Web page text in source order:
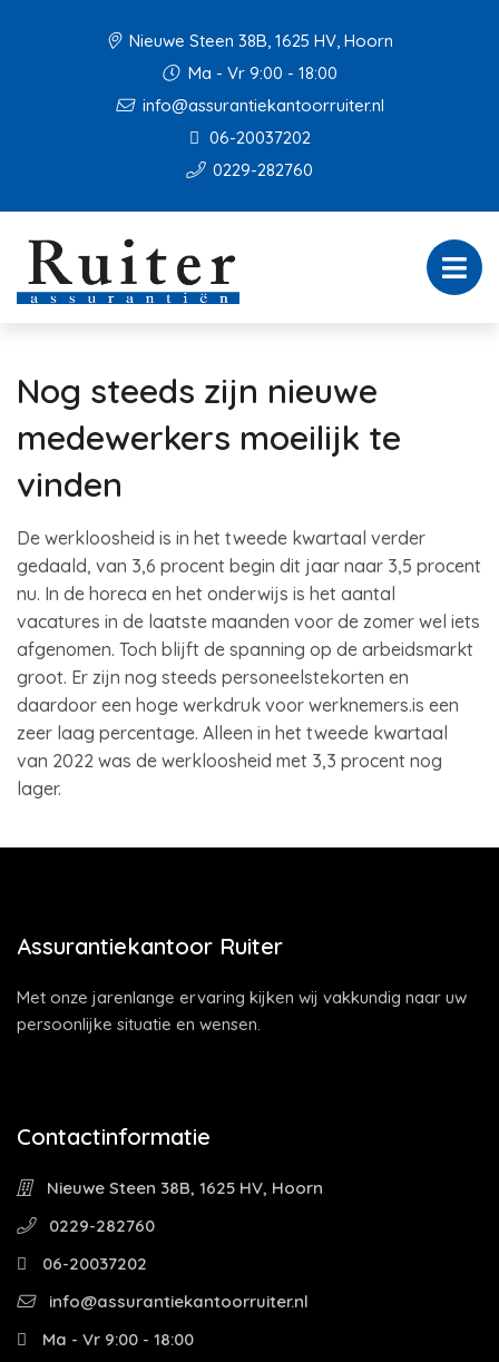
Nieuwe Steen 38B, 1625 HV, Hoorn
Ma - Vr 9:00 - 18:00
info@assurantiekantoorruiter.nl
06-20037202
0229-282760
Nog steeds zijn nieuwe
medewerkers moeilijk te
vinden
De werkloosheid is in het tweede kwartaal verder
gedaald, van 3,6 procent begin dit jaar naar 3,5 procent
nu. In de horeca en het onderwijs is het aantal
vacatures in de laatste maanden voor de zomer wel iets
afgenomen. Toch blijft de spanning op de arbeidsmarkt
groot. Er zijn nog steeds personeelstekorten en
daardoor een hoge werkdruk voor werknemers.is een
zeer laag percentage. Alleen in het tweede kwartaal
van 2022 was de werkloosheid met 3,3 procent nog
lager.
Assurantiekantoor Ruiter
Met onze jarenlange ervaring kijken wij vakkundig naar uw
persoonlijke situatie en wensen.
Contactinformatie
Nieuwe Steen 38B, 1625 HV, Hoorn
0229-282760
06-20037202
info@assurantiekantoorruiter.nl
Ma - Vr 9:00 - 18:00